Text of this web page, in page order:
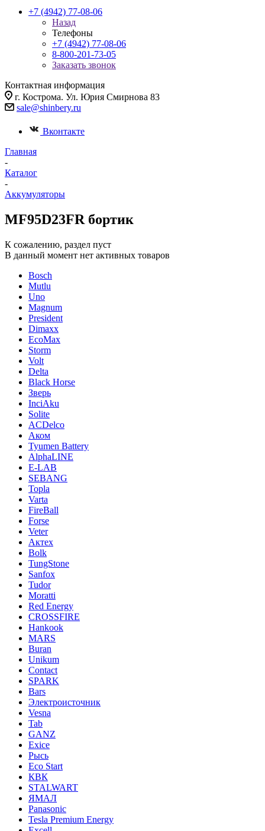
+7 (4942) 77-08-06
Назад
Телефоны
+7 (4942) 77-08-06
8-800-201-73-05
Заказать звонок
Контактная информация
г. Кострома. Ул. Юрия Смирнова 83
sale@shinbery.ru
Вконтакте
Главная
-
Каталог
-
Аккумуляторы
MF95D23FR бортик
К сожалению, раздел пуст
В данный момент нет активных товаров
Bosch
Mutlu
Uno
Magnum
President
Dimaxx
EcoMax
Storm
Volt
Delta
Black Horse
Зверь
InciAku
Solite
ACDelco
Аком
Tyumen Battery
AlphaLINE
E-LAB
SEBANG
Topla
Varta
FireBall
Forse
Veter
Актех
Bolk
TungStone
Sanfox
Tudor
Moratti
Red Energy
CROSSFIRE
Hankook
MARS
Buran
Unikum
Contact
SPARK
Bars
Электроисточник
Vesna
Tab
GANZ
Exice
Рысь
Eco Start
КВК
STALWART
ЯМАЛ
Panasonic
Tesla Premium Energy